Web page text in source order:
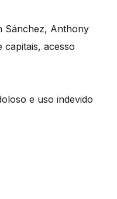
Sánchez, Anthony
capitais, acesso
e uso indevido